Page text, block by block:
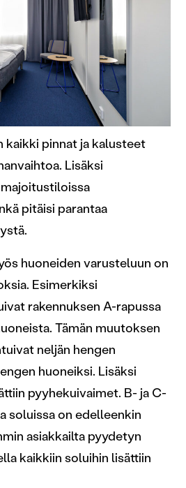
kaikki pinnat ja kalusteet
Lisäksi
pitäisi parantaa
huoneiden varusteluun on
Esimerkiksi
rakennuksen A-rapussa
Tämän muutoksen
neljän hengen
huoneiksi. Lisäksi
pyyhekuivaimet. B- ja C-
soluissa on edelleenkin
asiakkailta pyydetyn
kaikkiin soluihin lisättiin